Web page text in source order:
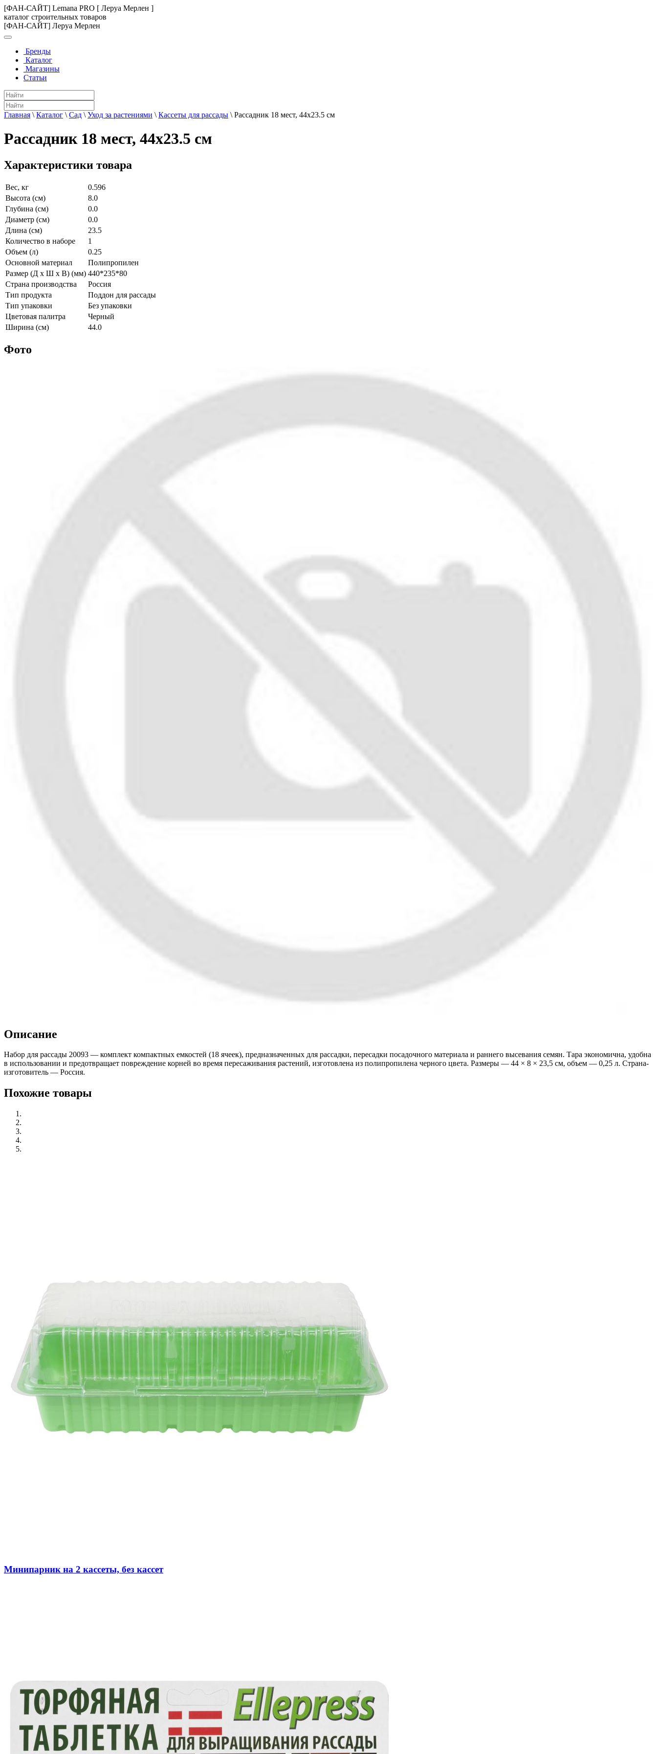
[ФАН-САЙТ] Lemana PRO [ Леруа Мерлен ]
каталог строительных товаров
[ФАН-САЙТ] Леруа Мерлен
Бренды
Каталог
Магазины
Статьи
Главная \ Каталог \ Сад \ Уход за растениями \ Кассеты для рассады \ Рассадник 18 мест, 44x23.5 см
Рассадник 18 мест, 44x23.5 см
Характеристики товара
Вес, кг
0.596
Высота (см)
8.0
Глубина (см)
0.0
Диаметр (см)
0.0
Длина (см)
23.5
Количество в наборе
1
Объем (л)
0.25
Основной материал
Полипропилен
Размер (Д х Ш х В) (мм) 440*235*80
Страна производства
Россия
Тип продукта
Поддон для рассады
Тип упаковки
Без упаковки
Цветовая палитра
Черный
Ширина (см)
44.0
Фото
Описание
Набор для рассады 20093 — комплект компактных емкостей (18 ячеек), предназначенных для рассадки, пересадки посадочного материала и раннего высевания семян. Тара экономична, удобна
в использовании и предотвращает повреждение корней во время пересаживания растений, изготовлена из полипропилена черного цвета. Размеры — 44 × 8 × 23,5 см, объем — 0,25 л. Страна-
изготовитель — Россия.
Похожие товары
Минипарник на 2 кассеты, без кассет